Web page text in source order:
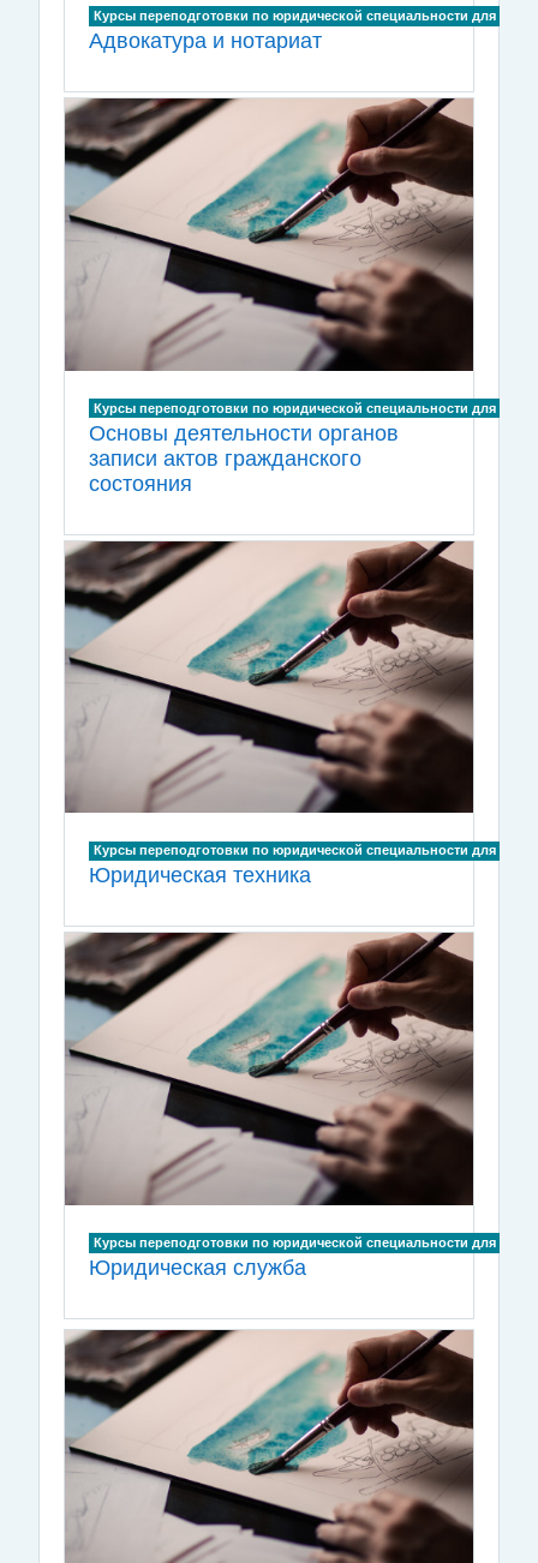
Курсы переподготовки по юридической специальности для
Адвокатура и нотариат
Курсы переподготовки по юридической специальности для
Основы деятельности органов
записи актов гражданского
состояния
Курсы переподготовки по юридической специальности для
Юридическая техника
Курсы переподготовки по юридической специальности для
Юридическая служба